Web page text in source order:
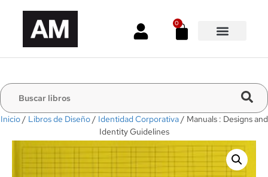
0
Inicio/ Libros de Diseño/ Identidad Corporativa/ Manuals : Designs and
Identity Guidelines